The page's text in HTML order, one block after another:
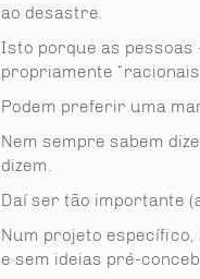
ao desastre.
Isto porque as pessoas
propriamente
Podem preferir uma
Nem sempre sabem
dizem.
Daí ser tão importante
Num projeto
e sem ideias pré-